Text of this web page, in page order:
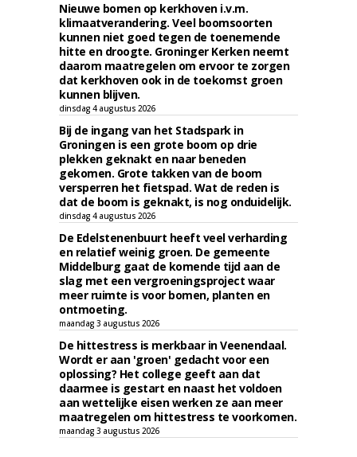
Nieuwe bomen op kerkhoven i.v.m.
klimaatverandering. Veel boomsoorten
kunnen niet goed tegen de toenemende
hitte en droogte. Groninger Kerken neemt
daarom maatregelen om ervoor te zorgen
dat kerkhoven ook in de toekomst groen
kunnen blijven.
dinsdag 4 augustus 2026
Bij de ingang van het Stadspark in
Groningen is een grote boom op drie
plekken geknakt en naar beneden
gekomen. Grote takken van de boom
versperren het fietspad. Wat de reden is
dat de boom is geknakt, is nog onduidelijk.
dinsdag 4 augustus 2026
De Edelstenenbuurt heeft veel verharding
en relatief weinig groen. De gemeente
Middelburg gaat de komende tijd aan de
slag met een vergroeningsproject waar
meer ruimte is voor bomen, planten en
ontmoeting.
maandag 3 augustus 2026
De hittestress is merkbaar in Veenendaal.
Wordt er aan 'groen' gedacht voor een
oplossing? Het college geeft aan dat
daarmee is gestart en naast het voldoen
aan wettelijke eisen werken ze aan meer
maatregelen om hittestress te voorkomen.
maandag 3 augustus 2026